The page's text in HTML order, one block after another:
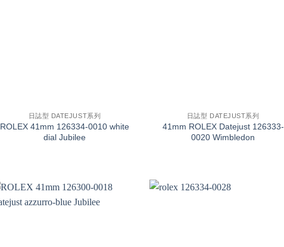
日誌型 DATEJUST系列
ROLEX 41mm 126334-0010 white
dial Jubilee
日誌型 DATEJUST系列
41mm ROLEX Datejust 126333-
0020 Wimbledon